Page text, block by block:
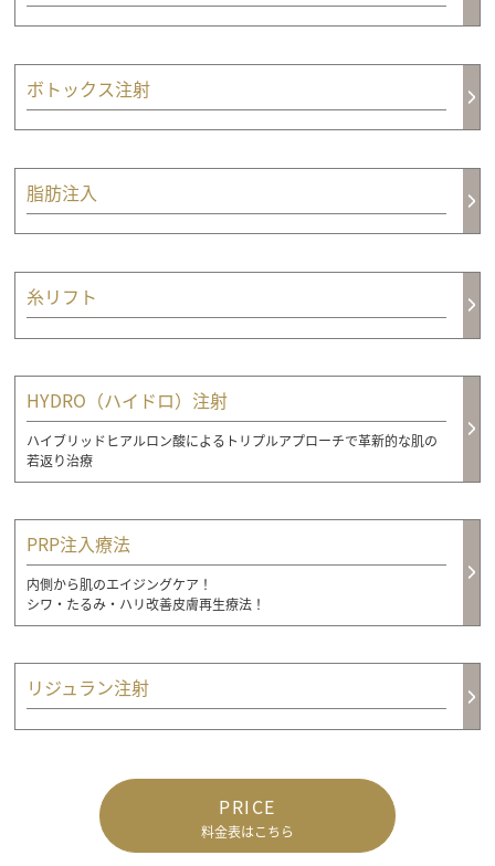
ボトックス注射
脂肪注入
糸リフト
HYDRO（ハイドロ）注射
ハイブリッドヒアルロン酸によるトリプルアプローチで革新的な肌の
若返り治療
PRP注入療法
内側から肌のエイジングケア！
シワ・たるみ・ハリ改善皮膚再生療法！
リジュラン注射
PRICE
料金表はこちら